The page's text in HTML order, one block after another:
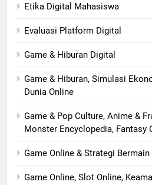
Etika Digital Mahasiswa
Evaluasi Platform Digital
Game & Hiburan Digital
Game & Hiburan, Simulasi
Dunia Online
Game & Pop Culture, Anime &
Monster Encyclopedia, Fantasy
Game Online & Strategi Bermain
Game Online, Slot Online,